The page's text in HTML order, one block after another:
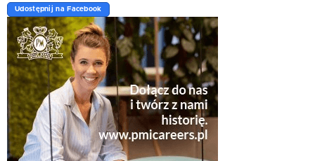
Udostępnij na Facebook